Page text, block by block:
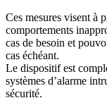
Ces mesures visent à
comportements
cas de besoin et
cas échéant.
Le dispositif est
systèmes d’alarme
sécurité.